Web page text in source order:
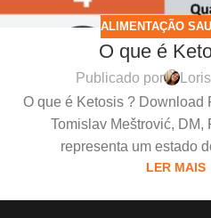
ALIMENTAÇÃO
O que é
Publicado por
O que é Ketosis ? Download
Tomislav Meštrović, DM,
representa um estado
LER MAIS